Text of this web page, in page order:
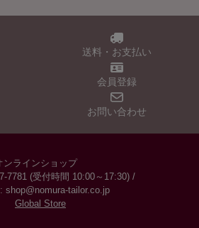
送料・お支払い
会員登録
お問い合わせ
ンラインショップ
7781 (受付時間 10:00～17:30) /
shop@nomura-tailor.co.jp
Global Store